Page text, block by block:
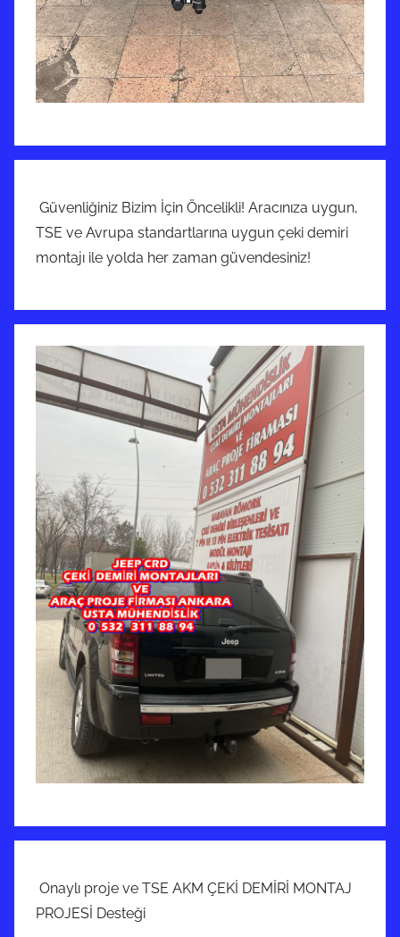
Güvenliğiniz Bizim İçin Öncelikli! Aracınıza uygun,
TSE ve Avrupa standartlarına uygun çeki demiri
montajı ile yolda her zaman güvendesiniz!
Onaylı proje ve TSE AKM ÇEKİ DEMİRİ MONTAJ
PROJESİ Desteği